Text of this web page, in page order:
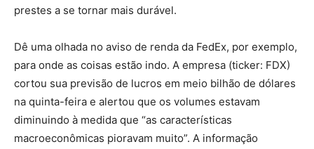
prestes a se tornar mais durável.
Dê uma olhada no aviso de renda da FedEx, por exemplo,
para onde as coisas estão indo. A empresa (ticker: FDX)
cortou sua previsão de lucros em meio bilhão de dólares
na quinta-feira e alertou que os volumes estavam
diminuindo à medida que “as características
macroeconômicas pioravam muito”. A informação